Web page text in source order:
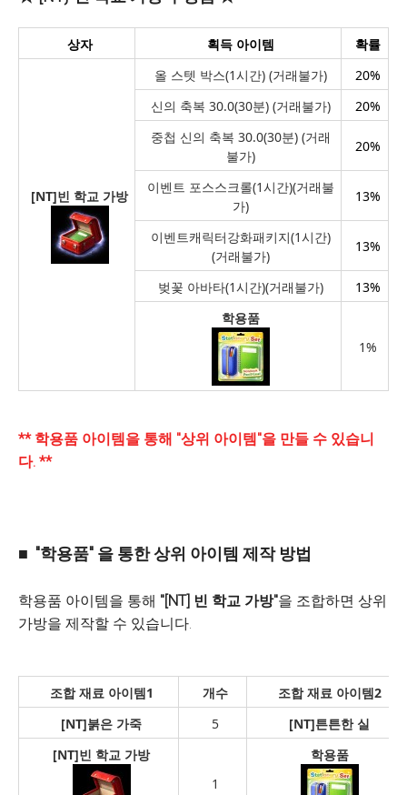
상자 획득 아이템 확률
[NT]빈 학교 가방
올 스텟 박스(1시간) (거래불가)
20%
신의 축복 30.0(30분) (거래불가)
20%
중첩 신의 축복 30.0(30분) (거래
불가)
20%
이벤트 포스스크롤(1시간)(거래불
가)
13%
이벤트캐릭터강화패키지(1시간)
(거래불가)
13%
벚꽃 아바타(1시간)(거래불가)
13%
학용품
1%
** 학용품 아이템을 통해 "상위 아이템"을 만들 수 있습니
다. **
■ "학용품" 을 통한 상위 아이템 제작 방법
학용품 아이템을 통해 "[NT] 빈 학교 가방"을 조합하면 상위
가방을 제작할 수 있습니다.
조합 재료 아이템1 개수
조합 재료 아이템2
[NT]붉은 가죽 5 [NT]튼튼한 실
[NT]빈 학교 가방
1
학용품